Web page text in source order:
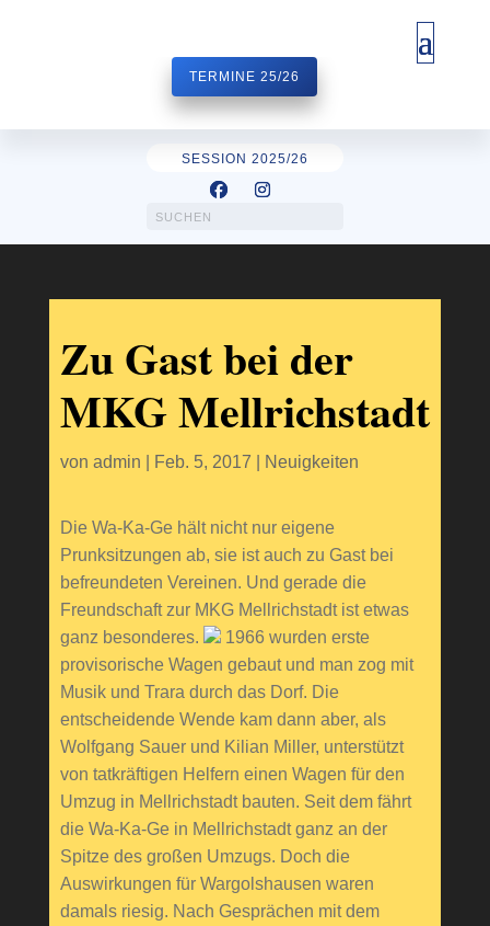
TERMINE 25/26
SESSION 2025/26
Zu Gast bei der
MKG Mellrichstadt
von admin Feb. 5, 2017 Neuigkeiten
Die Wa-Ka-Ge hält nicht nur eigene
Prunksitzungen ab, sie ist auch zu Gast bei
befreundeten Vereinen. Und gerade die
Freundschaft zur MKG Mellrichstadt ist etwas
ganz besonderes.
1966 wurden erste
provisorische Wagen gebaut und man zog mit
Musik und Trara durch das Dorf. Die
entscheidende Wende kam dann aber, als
Wolfgang Sauer und Kilian Miller, unterstützt
von tatkräftigen Helfern einen Wagen für den
Umzug in Mellrichstadt bauten. Seit dem fährt
die Wa-Ka-Ge in Mellrichstadt ganz an der
Spitze des großen Umzugs. Doch die
Auswirkungen für Wargolshausen waren
damals riesig. Nach Gesprächen mit dem